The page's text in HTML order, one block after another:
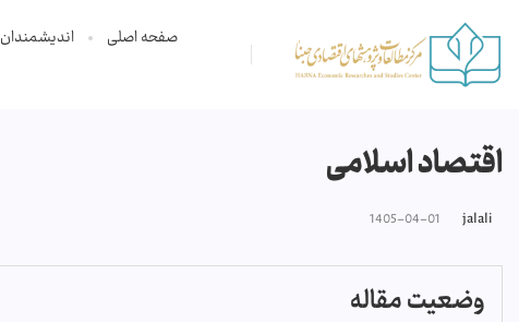
صفحه اصلی اندیشمندان
اقتصاد اسلامی
jalali
1405-04-01
وضعیت مقاله